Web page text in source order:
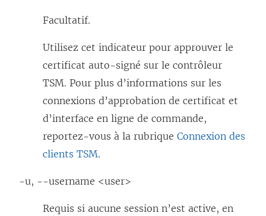
Facultatif.
Utilisez cet indicateur pour approuver le
certificat auto-signé sur le contrôleur
TSM. Pour plus d’informations sur les
connexions d’approbation de certificat et
d’interface en ligne de commande,
reportez-vous à la rubrique Connexion des
clients TSM.
-u, --username <user>
Requis si aucune session n’est active, en